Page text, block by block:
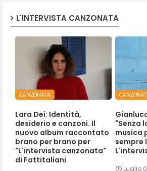
L'INTERVISTA CANZONATA
CANZONATA
Lara Dei: Identità,
desiderio e canzoni. Il
nuovo album raccontato
brano per brano per
"L'intervista canzonata"
di Fattitaliani
"Senza
musica
sempre
Luglio